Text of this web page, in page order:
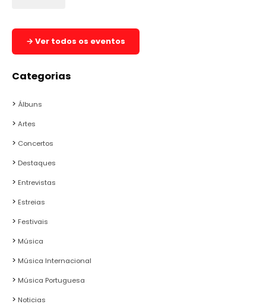
→ Ver todos os eventos
Categorias
Álbuns
Artes
Concertos
Destaques
Entrevistas
Estreias
Festivais
Música
Música Internacional
Música Portuguesa
Noticias